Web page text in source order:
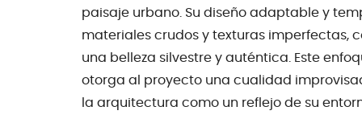
paisaje urbano. Su diseño adaptable y
materiales crudos y texturas imperfectas,
una belleza silvestre y auténtica. Este
otorga al proyecto una cualidad
la arquitectura como un reflejo de su